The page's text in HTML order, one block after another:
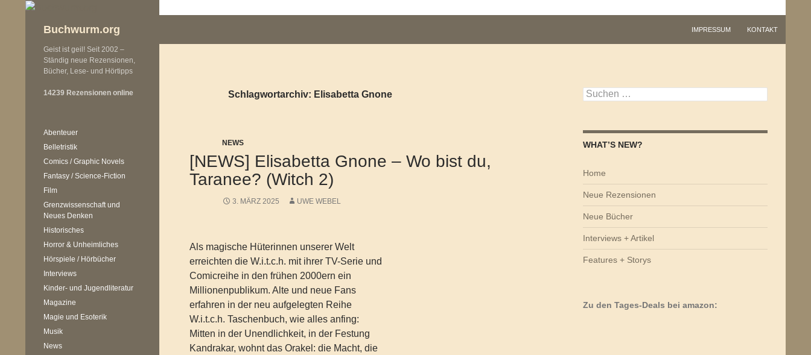
Buchwurm.org IMPRESSUM KONTAKT
Schlagwortarchiv: Elisabetta Gnone
NEWS
[NEWS] Elisabetta Gnone – Wo bist du,
Taranee? (Witch 2)
3. MÄRZ 2025 UWE WEBEL
Als magische Hüterinnen unserer Welt
erreichten die W.i.t.c.h. mit ihrer TV-Serie und
Comicreihe in den frühen 2000ern ein
Millionenpublikum. Alte und neue Fans
erfahren in der neu aufgelegten Reihe
W.i.t.c.h. Taschenbuch, wie alles anfing:
Mitten in der Unendlichkeit, in der Festung
Kandrakar, wohnt das Orakel: die Macht, die
Suchen
nach:
WHAT’S NEW?
Home
Neue Rezensionen
Neue Bücher
Interviews + Artikel
Features + Storys
Zu den Tages-Deals bei amazon:
Geist ist geil! Seit 2002 –
Ständig neue Rezensionen,
Bücher, Lese- und Hörtipps
14239 Rezensionen online
Abenteuer
Belletristik
Comics / Graphic Novels
Fantasy / Science-Fiction
Film
Grenzwissenschaft und
Neues Denken
Historisches
Horror & Unheimliches
Hörspiele / Hörbücher
Interviews
Kinder- und Jugendliteratur
Magazine
Magie und Esoterik
Musik
News